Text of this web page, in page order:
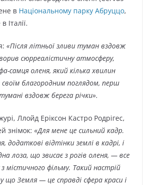
в Національному парку Абруццо,
Італії.
«Після літньої зливи туман вздовж
сюрреалістичну атмосферу,
самця оленя, який кілька хвилин
благородним поглядом, перш
вздовж берега річки».
Ллойд Еріксон Кастро Родрігес,
знімок: «Для мене це сильний кадр.
додаткові відтінки землі в кадрі, і
лоза, що звисає з рогів оленя, — все
з містичного фільму. Такий настрій
що Земля — це справді сфера краси і